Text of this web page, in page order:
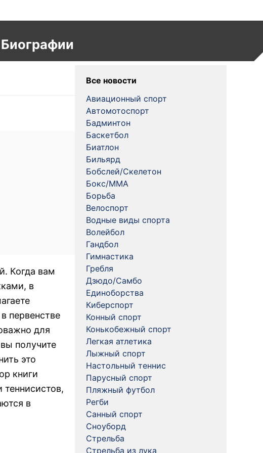
Биографии
Когда вам
в
первенстве
для
получите
это
книги
в
Все новости
Авиационный спорт
Автомотоспорт
Бадминтон
Баскетбол
Биатлон
Бильярд
Бобслей/Скелетон
Бокс/MMA
Борьба
Велоспорт
Водные виды спорта
Волейбол
Гандбол
Гимнастика
Гребля
Дзюдо/Самбо
Единоборства
Киберспорт
Конный спорт
Конькобежный спорт
Легкая атлетика
Лыжный спорт
Настольный теннис
Парусный спорт
Пляжный футбол
Регби
Санный спорт
Сноуборд
Стрельба
Стрельба из лука